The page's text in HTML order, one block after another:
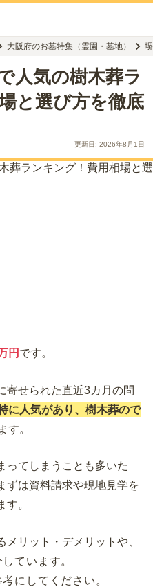
大阪府のお墓特集（霊園・墓地）
人気の樹木葬ラ
と選び方を徹底
更新日: 2026年8月1日
円 です。
寄せられた直近3カ月の問
に人気があり、樹木葬ので
す。
ってしまうことも多いた
ずは資料請求や現地見学を
。
メリット・デメリット や、
ています。
にしてください。